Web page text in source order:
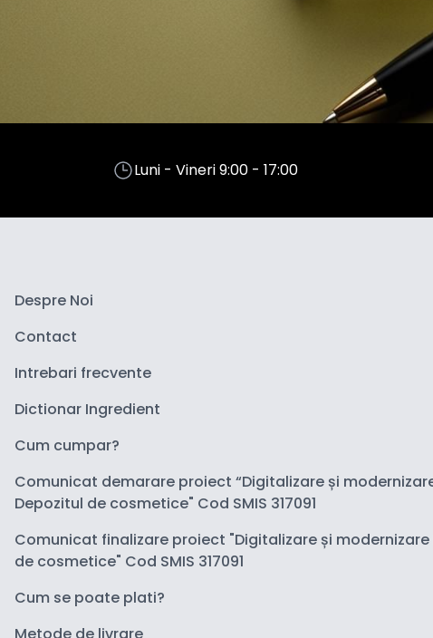
Luni - Vineri 9:00 - 17:00
Despre Noi
Contact
Intrebari frecvente
Dictionar Ingredient
Cum cumpar?
Comunicat demarare proiect “Digitalizare și
Depozitul de cosmetice" Cod SMIS 317091
Comunicat finalizare proiect "Digitalizare și modernizare
de cosmetice" Cod SMIS 317091
Cum se poate plati?